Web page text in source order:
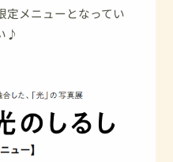
定メニューとなってい
♪